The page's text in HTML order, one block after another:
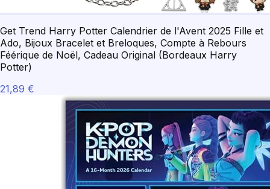
Get Trend Harry Potter Calendrier de l'Avent 2025 Fille et
Ado, Bijoux Bracelet et Breloques, Compte à Rebours
Féérique de Noël, Cadeau Original (Bordeaux Harry
Potter)
21,89 €